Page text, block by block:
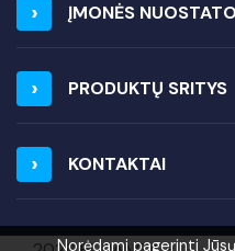
Norėdami pagerinti
ĮMONĖS
PRODUKTŲ SRITYS
KONTAKTAI